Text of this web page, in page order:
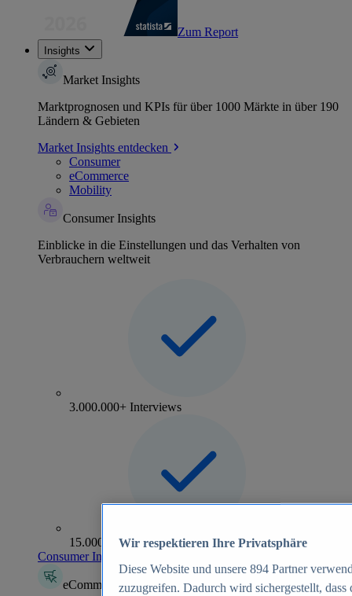
Zum Report
Insights
Market Insights
Marktprognosen und KPIs für über 1000 Märkte in über 190
Ländern & Gebieten
Market Insights entdecken
Consumer
eCommerce
Mobility
Consumer Insights
Einblicke in die Einstellungen und das Verhalten von
Verbrauchern weltweit
3.000.000+ Interviews
15.000+ Marken
Consumer Insights entdecken
eCommerce Insights
Wir respektieren Ihre Privatsphäre
Diese Website und unsere 894 Partner
zuzugreifen. Dadurch wird sichergestellt,